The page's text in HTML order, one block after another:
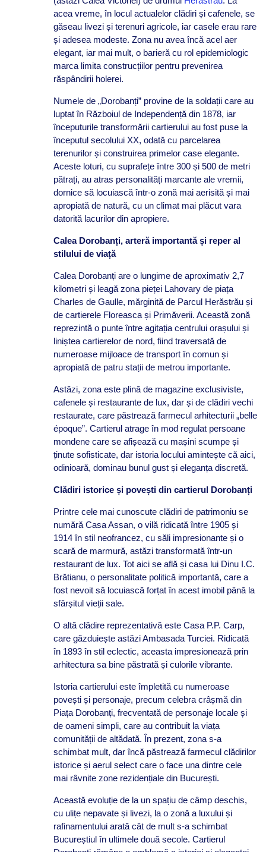
acea vreme, în locul actualelor clădiri și cafenele, se
găseau livezi și terenuri agricole, iar casele erau rare
și adesea modeste. Zona nu avea încă acel aer
elegant, iar mai mult, o barieră cu rol epidemiologic
marca limita construcțiilor pentru prevenirea
răspândirii holerei.
Numele de „Dorobanți” provine de la soldații care au
luptat în Războiul de Independență din 1878, iar
începuturile transformării cartierului au fost puse la
începutul secolului XX, odată cu parcelarea
terenurilor și construirea primelor case elegante.
Aceste loturi, cu suprafețe între 300 și 500 de metri
pătrați, au atras personalități marcante ale vremii,
dornice să locuiască într-o zonă mai aerisită și mai
apropiată de natură, cu un climat mai plăcut vara
datorită lacurilor din apropiere.
Calea Dorobanți, arteră importantă și reper al
stilului de viață
Calea Dorobanți are o lungime de aproximativ 2,7
kilometri și leagă zona pieței Lahovary de piața
Charles de Gaulle, mărginită de Parcul Herăstrău și
de cartierele Floreasca și Primăverii. Această zonă
reprezintă o punte între agitația centrului orașului și
liniștea cartierelor de nord, fiind traversată de
numeroase mijloace de transport în comun și
apropiată de patru stații de metrou importante.
Astăzi, zona este plină de magazine exclusiviste,
cafenele și restaurante de lux, dar și de clădiri vechi
restaurate, care păstrează farmecul arhitecturii „belle
époque”. Cartierul atrage în mod regulat persoane
mondene care se afișează cu mașini scumpe și
ținute sofisticate, dar istoria locului amintește că aici,
odinioară, dominau bunul gust și eleganța discretă.
Clădiri istorice și povești din cartierul Dorobanți
Printre cele mai cunoscute clădiri de patrimoniu se
numără Casa Assan, o vilă ridicată între 1905 și
1914 în stil neofrancez, cu săli impresionante și o
scară de marmură, astăzi transformată într-un
restaurant de lux. Tot aici se află și casa lui Dinu I.C.
Brătianu, o personalitate politică importantă, care a
fost nevoit să locuiască forțat în acest imobil până la
sfârșitul vieții sale.
O altă clădire reprezentativă este Casa P.P. Carp,
care găzduiește astăzi Ambasada Turciei. Ridicată
în 1893 în stil eclectic, aceasta impresionează prin
arhitectura sa bine păstrată și culorile vibrante.
Istoria cartierului este împletită cu numeroase
povești și personaje, precum celebra crâșmă din
Piața Dorobanți, frecventată de personaje locale și
de oameni simpli, care au contribuit la viața
comunității de altădată. În prezent, zona s-a
schimbat mult, dar încă păstrează farmecul clădirilor
istorice și aerul select care o face una dintre cele
mai râvnite zone rezidențiale din București.
Această evoluție de la un spațiu de câmp deschis,
cu ulițe nepavate și livezi, la o zonă a luxului și
rafinamentului arată cât de mult s-a schimbat
Bucureștiul în ultimele două secole. Cartierul